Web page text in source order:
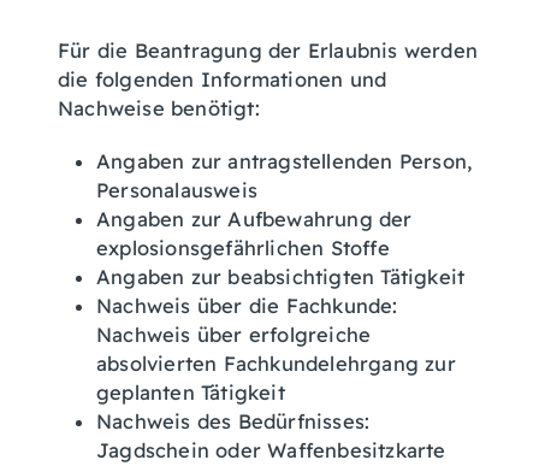
Für die Beantragung der Erlaubnis werden
die folgenden Informationen und
Nachweise benötigt:
Angaben zur antragstellenden Person,
Personalausweis
Angaben zur Aufbewahrung der
explosionsgefährlichen Stoffe
Angaben zur beabsichtigten Tätigkeit
Nachweis über die Fachkunde:
Nachweis über erfolgreiche
absolvierten Fachkundelehrgang zur
geplanten Tätigkeit
Nachweis des Bedürfnisses:
Jagdschein oder Waffenbesitzkarte